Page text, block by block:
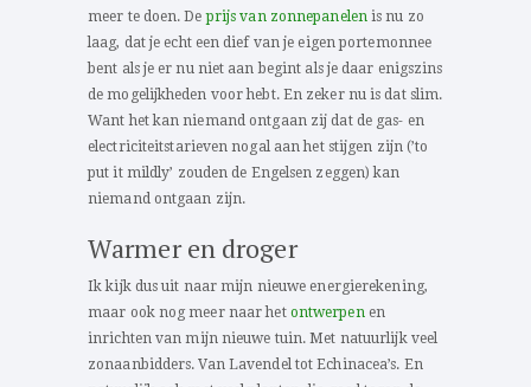
meer te doen. Deprijs van zonnepanelen is nu zo
laag, dat je echt een dief van je eigen portemonnee
bent als je er nu niet aan begint als je daar enigszins
de mogelijkheden voor hebt. En zeker nu is dat slim.
Want het kan niemand ontgaan zij dat de gas- en
electriciteitstarieven nogal aan het stijgen zijn (’to
put it mildly’ zouden de Engelsen zeggen) kan
niemand ontgaan zijn.
Warmer en droger
Ik kijk dus uit naar mijn nieuwe energierekening,
maar ook nog meer naar het ontwerpen en
inrichten van mijn nieuwe tuin. Met natuurlijk veel
zonaanbidders. Van Lavendel tot Echinacea’s. En